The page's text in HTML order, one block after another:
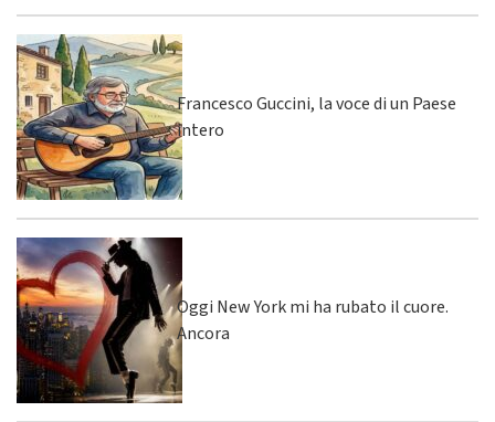
Francesco Guccini, la voce di un Paese
intero
Oggi New York mi ha rubato il cuore.
Ancora